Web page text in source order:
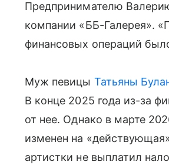
Предпринимателю
компании «ББ-Галерея».
финансовых операций
Муж певицы Татьяны
В конце 2025 года из-за
от нее. Однако в марте
изменен на
артистки не выплатил